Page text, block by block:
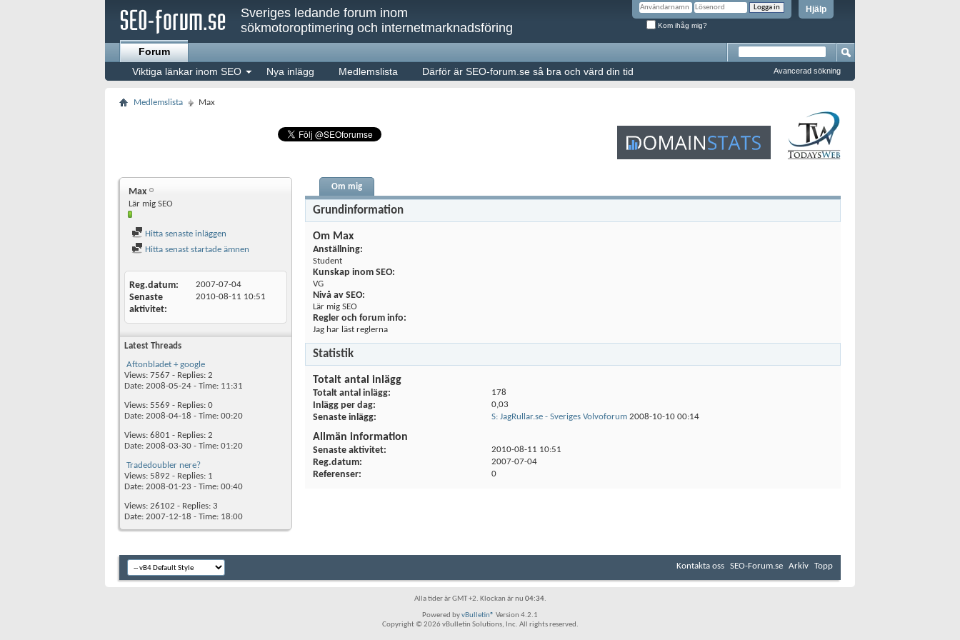
Hjälp
Kom ihåg mig?
Sveriges ledande forum inom
sökmotoroptimering och internetmarknadsföring
Forum
Viktiga länkar inom SEO
Nya inlägg Medlemslista Därför är SEO-forum.se så bra och värd din tid Avancerad sökning
Medlemslista Max
Max
Lär mig SEO
Hitta senaste inläggen
Hitta senast startade ämnen
Reg.datum 2007-07-04
Senaste
aktivitet
2010-08-11 10:51
Latest Threads
Aftonbladet + google
Views: 7567 - Replies: 2
Date: 2008-05-24 - Time: 11:31
Views: 5569 - Replies: 0
Date: 2008-04-18 - Time: 00:20
Views: 6801 - Replies: 2
Date: 2008-03-30 - Time: 01:20
Tradedoubler nere?
Views: 5892 - Replies: 1
Date: 2008-01-23 - Time: 00:40
Views: 26102 - Replies: 3
Date: 2007-12-18 - Time: 18:00
Om mig
Grundinformation
Om Max
Anställning:
Student
Kunskap inom SEO:
VG
Nivå av SEO:
Lär mig SEO
Regler och forum info:
Jag har läst reglerna
Statistik
Totalt antal inlägg
Totalt antal inlägg 178
Inlägg per dag 0,03
Senaste inlägg S: JagRullar.se - Sveriges Volvoforum 2008-10-10 00:14
Allmän information
Senaste aktivitet 2010-08-11 10:51
Reg.datum 2007-07-04
Referenser 0
Kontakta oss SEO-Forum.se Arkiv Topp
Alla tider är GMT +2. Klockan är nu 04:34.
Powered byvBulletin® Version 4.2.1
Copyright © 2026 vBulletin Solutions, Inc. All rights reserved.